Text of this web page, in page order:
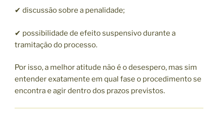
✔ discussão sobre a penalidade;
✔ possibilidade de efeito suspensivo durante a
tramitação do processo.
Por isso, a melhor atitude não é o desespero, mas sim
entender exatamente em qual fase o procedimento se
encontra e agir dentro dos prazos previstos.